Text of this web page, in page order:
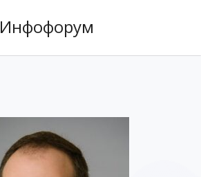
Инфофорум